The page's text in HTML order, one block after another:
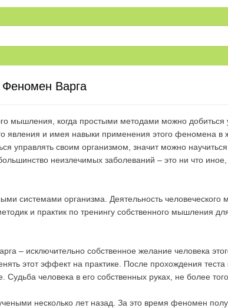
Феномен Варга
мышления, когда простыми методами можно добиться
явления и имея навыки применения этого феномена в
управлять своим организмом, значит можно
неизлечимых заболеваний – это ни что
системами организма. Деятельность человеческого
и практик по тренингу собственного мышления
– исключительно собственное желание человека
этот эффект на практике. После прохождения
человека в его собственных руках, не более того.
несколько лет назад. За это время феномен